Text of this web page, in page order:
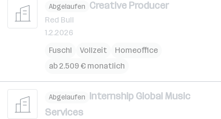
Abgelaufen Creative Producer
Red Bull
1.2.2026
Fuschl
Vollzeit
Homeoffice
ab 2.509 € monatlich
Abgelaufen Internship Global Music
Services